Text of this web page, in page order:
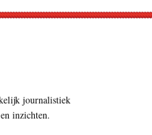
journalistiek
inzichten.